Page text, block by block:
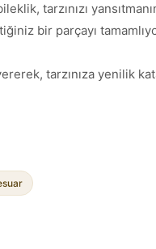
tarzınızı
bir parçayı
tarzınıza yenilik